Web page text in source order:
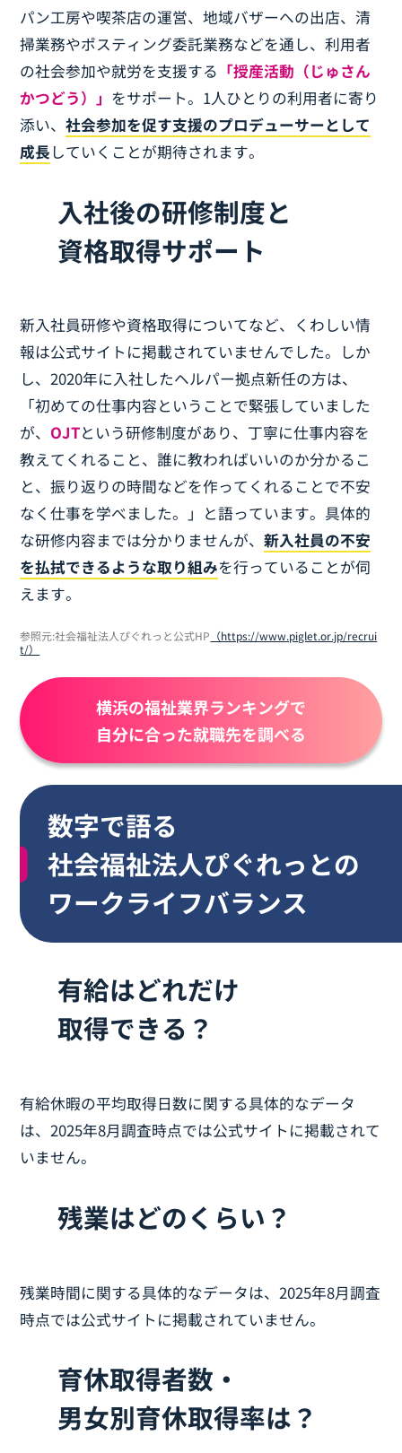
パン工房や喫茶店の運営、地域バザーへの出店、清
掃業務やポスティング委託業務などを通し、利用者
の社会参加や就労を支援する 「授産活動（じゅさん
かつどう）」 をサポート。1人ひとりの利用者に寄り
添い、社会参加を促す支援のプロデューサーとして
成長 していくことが期待されます。
入社後の研修制度と
資格取得サポート
新入社員研修や資格取得についてなど、くわしい情
報は公式サイトに掲載されていませんでした。しか
し、2020年に入社したヘルパー拠点新任の方は、
「初めての仕事内容ということで緊張していました
が、 OJTという研修制度があり、丁寧に仕事内容を
教えてくれること、誰に教わればいいのか分かるこ
と、振り返りの時間などを作ってくれることで不安
なく仕事を学べました。」と語っています。具体的
な研修内容までは分かりませんが、新入社員の不安
を払拭できるような取り組みを行っていることが伺
えます。
参照元:社会福祉法人ぴぐれっと公式HP （https://www.piglet.or.jp/recrui
t/）
横浜の福祉業界ランキングで
自分に合った就職先を調べる
数字で語る
社会福祉法人ぴぐれっとの
ワークライフバランス
有給はどれだけ
取得できる？
有給休暇の平均取得日数に関する具体的なデータ
は、2025年8月調査時点では公式サイトに掲載されて
いません。
残業はどのくらい？
残業時間に関する具体的なデータは、2025年8月調査
時点では公式サイトに掲載されていません。
育休取得者数・
男女別育休取得率は？